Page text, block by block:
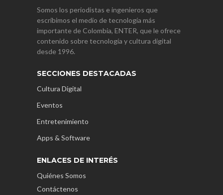
Somos los periodistas e ingenieros que
escribimos el medio de tecnología más
importante de Colombia, ENTER, que le ofrece
contenido sobre tecnología y cultura digital
desde 1996.
SECCIONES DESTACADAS
Cultura Digital
Eventos
Entretenimiento
Apps & Software
ENLACES DE INTERÉS
Quiénes Somos
Contáctenos